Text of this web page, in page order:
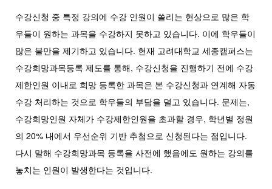
수강신청 중 특정 강의에 수강 인원이 쏠리는 현상으로 많은 학
우들이 원하는 과목을 수강하지 못하고 있습니다. 이에 학우들이
많은 불만을 제기하고 있습니다. 현재 고려대학교 세종캠퍼스는
수강희망과목등록 제도를 통해, 수강신청을 진행하기 전에 수강
제한인원 이내로 희망 등록한 과목은 본 수강신청과 연계해 자동
수강 처리하는 것으로 학우들의 부담을 덜고 있습니다. 문제는,
수강희망인원 자체가 수강제한인원을 초과할 경우, 학년별 정원
의 20% 내에서 우선순위 기반 추첨으로 신청된다는 점입니다.
다시 말해 수강희망과목 등록을 사전에 했음에도 원하는 강의를
놓치는 인원이 발생한다는 것입니다.